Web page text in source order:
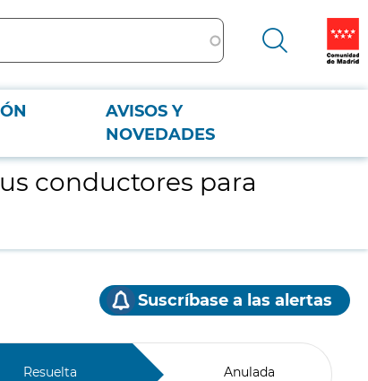
AVISOS Y
NOVEDADES
conductores para
Suscríbase a las alertas
Resuelta Anulada